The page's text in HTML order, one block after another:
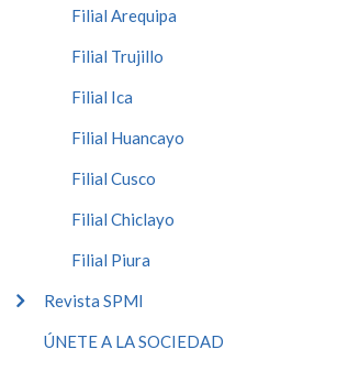
Filial Arequipa
Filial Trujillo
Filial Ica
Filial Huancayo
Filial Cusco
Filial Chiclayo
Filial Piura
Revista SPMI
ÚNETE A LA SOCIEDAD